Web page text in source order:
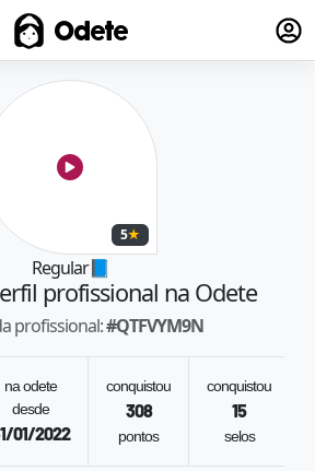
Odete
5★
Regular📘
profissional na Odete
profissional:#QTFVYM9N
na odete
desde
01/2022
conquistou
308
pontos
conquistou
15
selos